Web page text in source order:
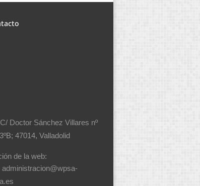
C/ Doctor Sánchez Villares nº
47014, Valladolid
de la web:
administracion@wpsa-